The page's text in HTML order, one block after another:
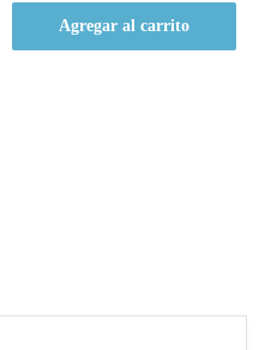
Agregar al carrito